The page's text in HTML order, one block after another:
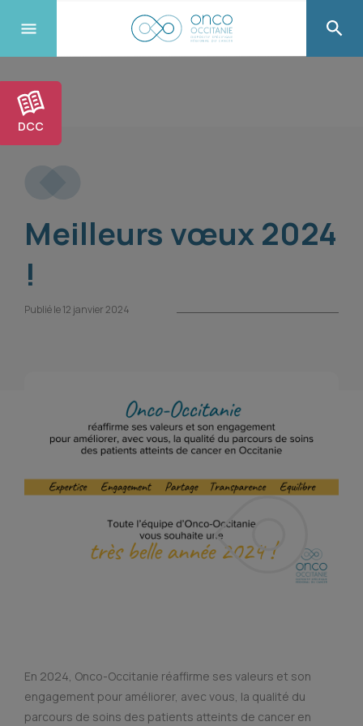
DCC
Meilleurs vœux 2024
!
Publié le 12 janvier 2024
En 2024, Onco-Occitanie réaffirme ses valeurs et son
engagement pour améliorer, avec vous, la qualité du
parcours de soins des patients atteints de cancer en